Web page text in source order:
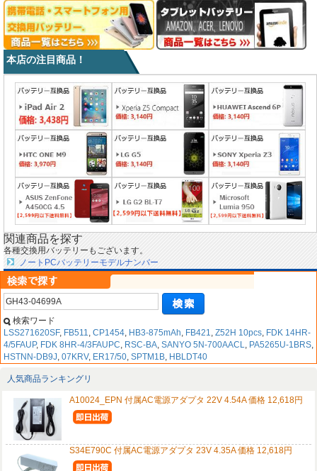
本店の注目商品！
関連商品を探す
各種交換用バッテリーもございます。
ノートPCバッテリーモデルナンバー
検索ワード
LSS271620SF, FB511, CP1454, HB3-875mAh, FB421, Z52H 10pcs, FDK 14HR-
4/5FAUP, FDK 8HR-4/3FAUPC, RSC-BA, SANYO 5N-700AACL, PA5265U-1BRS,
HSTNN-DB9J, 07KRV, ER17/50, SPTM1B, HBLDT40
人気商品ランキングリ
A10024_EPN 付属AC電源アダプタ 22V 4.54A 価格 12,618円
S34E790C 付属AC電源アダプタ 23V 4.35A 価格 12,618円